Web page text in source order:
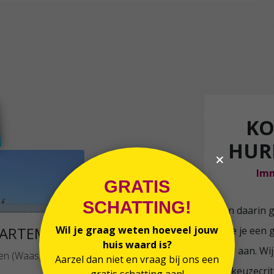
TE HUUR
(Waas) - € 1 100
En daarin
we je
aan.
GRATIS
SCHATTING!
Wil je graag weten hoeveel jouw
huis waard is?
Aarzel dan niet en vraag bij ons een